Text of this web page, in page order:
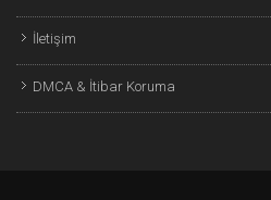
İletişim
DMCA & İtibar Koruma